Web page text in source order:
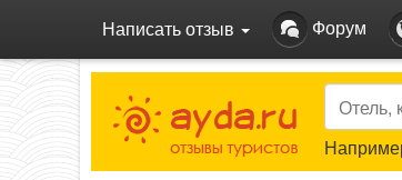
Написать отзыв Форум
Search